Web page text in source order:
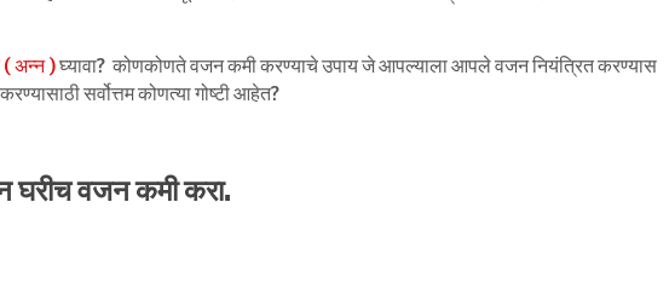
अन्न )घ्यावा? कोणकोणते वजन कमी करण्याचे उपाय जे आपल्याला आपले वजन नियंत्रित करण्यास
सर्वोत्तम कोणत्या गोष्टी आहेत?
घरीच वजन कमी करा.